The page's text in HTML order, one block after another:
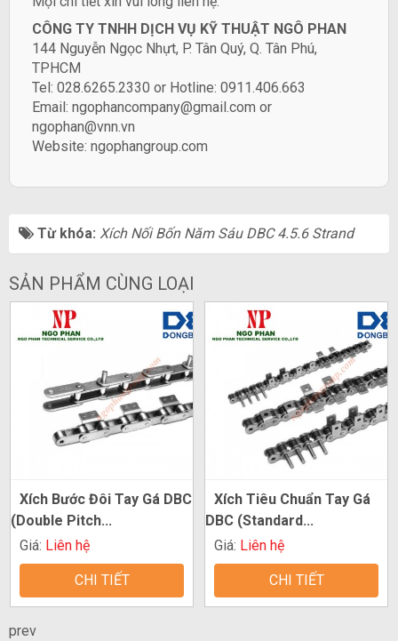
CÔNG TY TNHH DỊCH VỤ KỸ THUẬT NGÔ PHAN
144 Nguyễn Ngọc Nhựt, P. Tân Quý, Q. Tân Phú,
TPHCM
Tel: 028.6265.2330 or Hotline: 0911.406.663
Email: ngophancompany@gmail.com or
ngophan@vnn.vn
Website: ngophangroup.com
Từ khóa: Xích Nối Bốn Năm Sáu DBC 4.5.6 Strand
SẢN PHẨM CÙNG LOẠI
Xích Bước Đôi Tay Gá DBC
(Double Pitch...
Giá: Liên hệ
CHI TIẾT
Xích Tiêu Chuẩn Tay Gá
DBC (Standard...
Giá: Liên hệ
CHI TIẾT
prev